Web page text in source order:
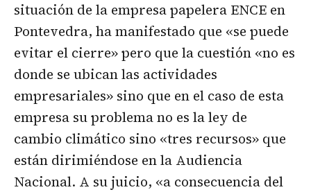
situación de la empresa papelera ENCE en
Pontevedra, ha manifestado que «se puede
evitar el cierre» pero que la cuestión «no es
donde se ubican las actividades
empresariales» sino que en el caso de esta
empresa su problema no es la ley de
cambio climático sino «tres recursos» que
están dirimiéndose en la Audiencia
Nacional. A su juicio, «a consecuencia del